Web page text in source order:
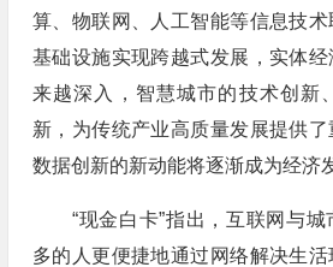
算、物联网、人工智能等信息技
基础设施实现跨越式发展，实体
来越深入，智慧城市的技术创新
新，为传统产业高质量发展提供
数据创新的新动能将逐渐成为经济
“现金白卡”指出，互联网与城
多的人更便捷地通过网络解决生